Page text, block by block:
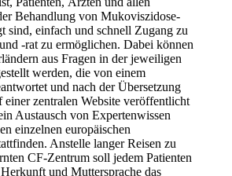
Behandlung von Mukoviszidose-
sind, einfach und schnell Zugang zu
-rat zu ermöglichen. Dabei können
aus Fragen in der jeweiligen
werden, die von einem
und nach der Übersetzung
einer zentralen Website veröffentlicht
Austausch von Expertenwissen
einzelnen europäischen
Anstelle langer Reisen zu
CF-Zentrum soll jedem Patienten
und Muttersprache das